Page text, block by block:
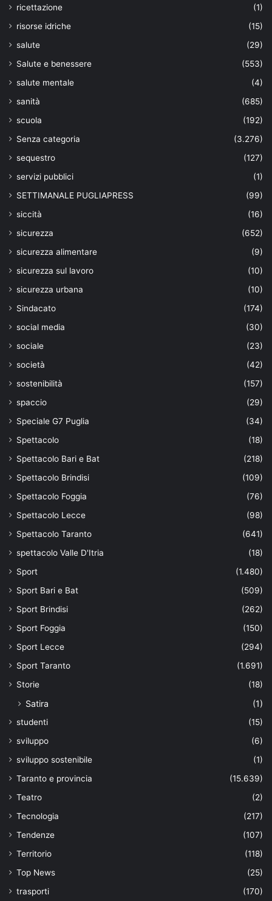
ricettazione
(1)
risorse idriche
(15)
salute
(29)
Salute e benessere
(553)
salute mentale
(4)
sanità
(685)
scuola
(192)
Senza categoria
(3.276)
sequestro
(127)
servizi pubblici
(1)
SETTIMANALE PUGLIAPRESS
(99)
siccità
(16)
sicurezza
(652)
sicurezza alimentare
(9)
sicurezza sul lavoro
(10)
sicurezza urbana
(10)
Sindacato
(174)
social media
(30)
sociale
(23)
società
(42)
sostenibilità
(157)
spaccio
(29)
Speciale G7 Puglia
(34)
Spettacolo
(18)
Spettacolo Bari e Bat
(218)
Spettacolo Brindisi
(109)
Spettacolo Foggia
(76)
Spettacolo Lecce
(98)
Spettacolo Taranto
(641)
spettacolo Valle D'Itria
(18)
Sport
(1.480)
Sport Bari e Bat
(509)
Sport Brindisi
(262)
Sport Foggia
(150)
Sport Lecce
(294)
Sport Taranto
(1.691)
Storie
(18)
Satira (1)
studenti
(15)
sviluppo
(6)
sviluppo sostenibile
(1)
Taranto e provincia
(15.639)
Teatro
(2)
Tecnologia
(217)
Tendenze
(107)
Territorio
(118)
Top News
(25)
trasporti
(170)